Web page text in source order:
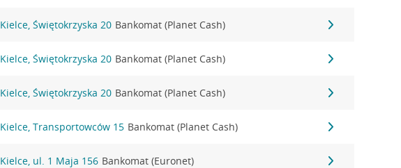
Kielce, Świętokrzyska 20 Bankomat (Planet Cash)
Kielce, Świętokrzyska 20 Bankomat (Planet Cash)
Kielce, Świętokrzyska 20 Bankomat (Planet Cash)
Kielce, Transportowców 15 Bankomat (Planet Cash)
Kielce, ul. 1 Maja 156 Bankomat (Euronet)